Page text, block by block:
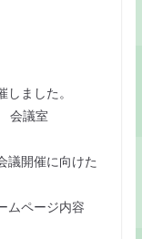
ました。
会議室
開催に向けた
ページ内容